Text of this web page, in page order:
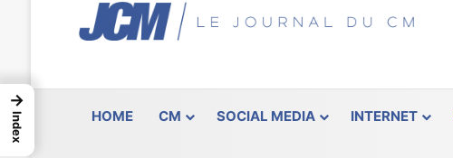
HOME CM SOCIAL MEDIA INTERNET
→
Index